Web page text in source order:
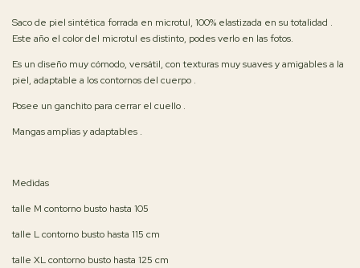
Saco de piel sintética forrada en microtul, 100% elastizada en su totalidad .
Este año el color del microtul es distinto, podes verlo en las fotos.
Es un diseño muy cómodo, versátil, con texturas muy suaves y amigables a la
piel, adaptable a los contornos del cuerpo .
Posee un ganchito para cerrar el cuello .
Mangas amplias y adaptables .
Medidas
talle M contorno busto hasta 105
talle L contorno busto hasta 115 cm
talle XL contorno busto hasta 125 cm